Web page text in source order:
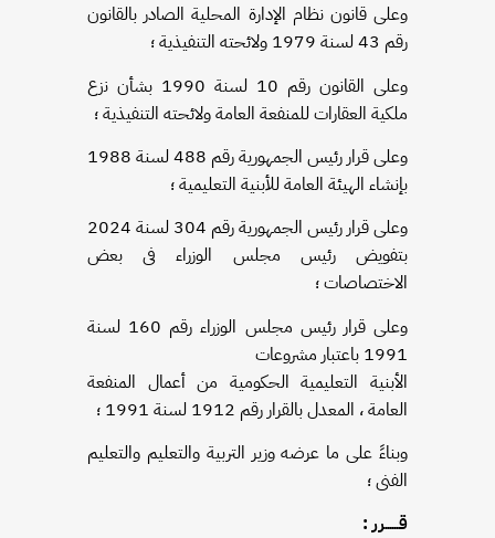
وعلى قانون نظام الإدارة المحلية الصادر بالقانون
رقم 43 لسنة 1979 ولائحته التنفيذية ؛
وعلى القانون رقم 10 لسنة 1990 بشأن نزع
ملكية العقارات للمنفعة العامة ولائحته التنفيذية ؛
وعلى قرار رئيس الجمهورية رقم 488 لسنة 1988
بإنشاء الهيئة العامة للأبنية التعليمية ؛
وعلى قرار رئيس الجمهورية رقم 304 لسنة 2024
بتفويض رئيس مجلس الوزراء فى بعض
الاختصاصات ؛
وعلى قرار رئيس مجلس الوزراء رقم 160 لسنة
1991 باعتبار مشروعات
الأبنية التعليمية الحكومية من أعمال المنفعة
العامة ، المعدل بالقرار رقم 1912 لسنة 1991 ؛
وبناءً على ما عرضه وزير التربية والتعليم والتعليم
الفنى ؛
قــــــرر :